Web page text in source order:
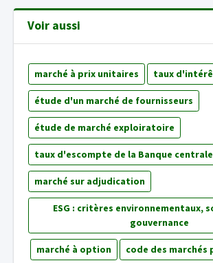
Voir aussi
marché à prix unitaires taux
étude d'un marché de fournisseurs
étude de marché exploiratoire
taux d'escompte de la Banque
marché sur adjudication
ESG : critères environnementaux,
gouvernance
marché à option code des marchés